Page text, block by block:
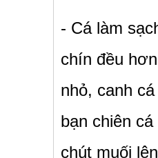
- Cá làm
chín đều
nhỏ, canh
bạn chiên
chút muối